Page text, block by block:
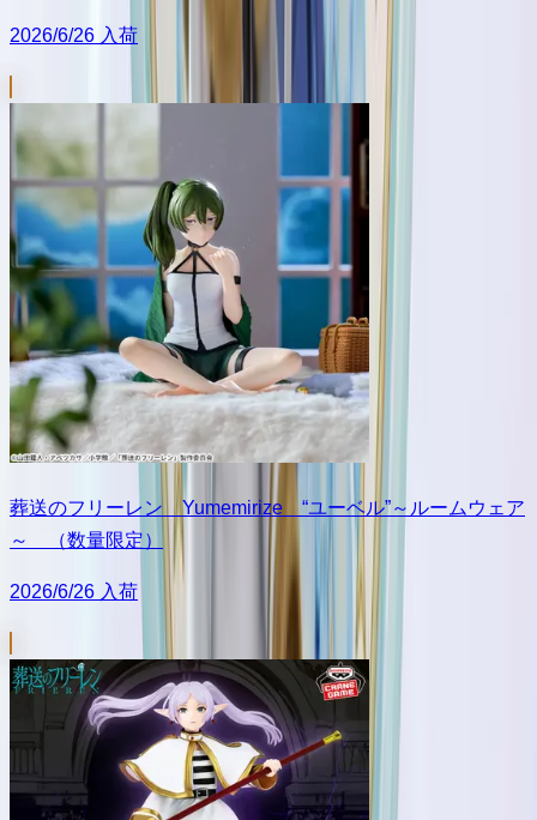
2026/6/26 入荷
葬送のフリーレン Yumemirize “ユーベル”～ルームウェア
～ （数量限定）
2026/6/26 入荷